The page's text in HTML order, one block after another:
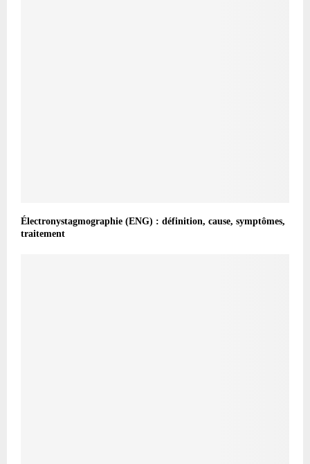
Électronystagmographie (ENG) : définition, cause, symptômes,
traitement